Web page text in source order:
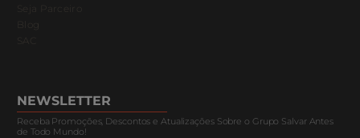
Blog
SAC
NEWSLETTER
Receba Promoções, Descontos e Atualizações Sobre o Grupo Salvar Antes
de Todo Mundo!